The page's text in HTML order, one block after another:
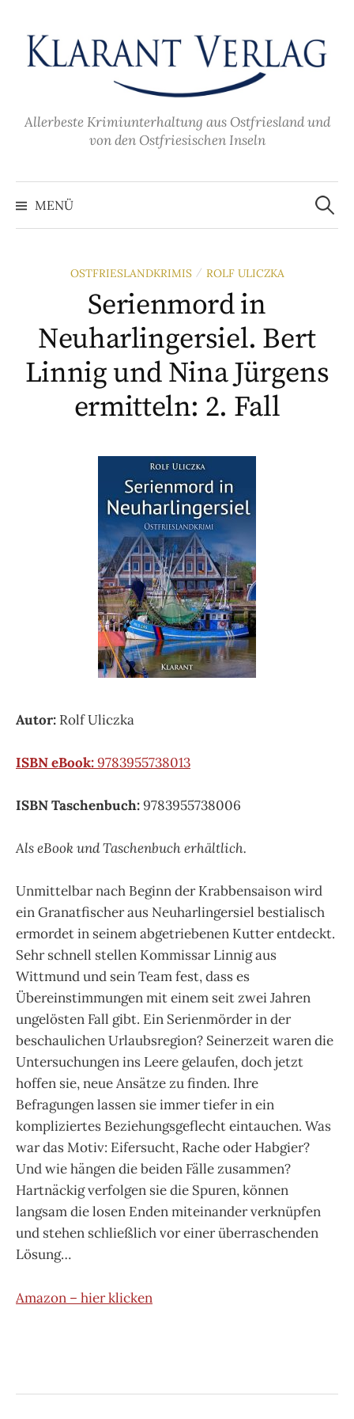
Inhalt
überspringen
Allerbeste Krimiunterhaltung aus Ostfriesland und
von den Ostfriesischen Inseln
MENÜ
Suche
nach:
OSTFRIESLANDKRIMIS / ROLF ULICZKA
Serienmord in
Neuharlingersiel. Bert
Linnig und Nina Jürgens
ermitteln: 2. Fall
Autor: Rolf Uliczka
ISBN eBook:9783955738013
ISBN Taschenbuch:9783955738006
Als eBook und Taschenbuch erhältlich.
Unmittelbar nach Beginn der Krabbensaison wird
ein Granatfischer aus Neuharlingersiel bestialisch
ermordet in seinem abgetriebenen Kutter entdeckt.
Sehr schnell stellen Kommissar Linnig aus
Wittmund und sein Team fest, dass es
Übereinstimmungen mit einem seit zwei Jahren
ungelösten Fall gibt. Ein Serienmörder in der
beschaulichen Urlaubsregion? Seinerzeit waren die
Untersuchungen ins Leere gelaufen, doch jetzt
hoffen sie, neue Ansätze zu finden. Ihre
Befragungen lassen sie immer tiefer in ein
kompliziertes Beziehungsgeflecht eintauchen. Was
war das Motiv: Eifersucht, Rache oder Habgier?
Und wie hängen die beiden Fälle zusammen?
Hartnäckig verfolgen sie die Spuren, können
langsam die losen Enden miteinander verknüpfen
und stehen schließlich vor einer überraschenden
Lösung…
Amazon – hier klicken